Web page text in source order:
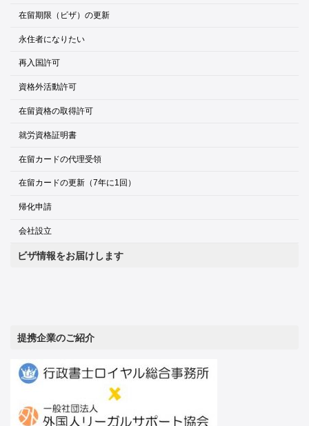
在留期限（ビザ）の更新
永住者になりたい
再入国許可
資格外活動許可
在留資格の取得許可
就労資格証明書
在留カードの代理受領
在留カードの更新（7年に1回）
帰化申請
会社設立
ビザ情報をお届けします
提携企業のご紹介